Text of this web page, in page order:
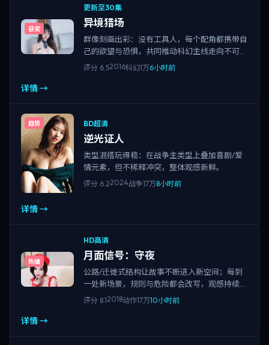
获奖
更新至30集
异境猎场
群像刻画出彩：没有工具人，每个配角都携带自
己的欲望与恐惧，共同推动科幻主线走向不可避
免的结局。
评分 6.52016科幻1万6小时前
详情 →
趋势 BD超清
逆光证人
类型混搭玩得稳：在战争主类型上叠加喜剧/爱
情元素，但不稀释冲突，整体观感新鲜。
评分 6.22024战争17万8小时前
详情 →
热播
HD高清
月面信号：守夜
公路/迁徙式结构让故事不断进入新空间；每到
一处新场景，规则与危险都会改写，观感持续刷
新。
评分 8.12018动作17万10小时前
详情 →